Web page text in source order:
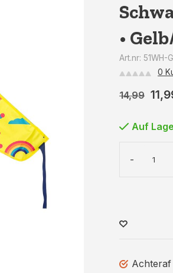
•
Art.nr: 51WH-
0
14,99
Auf
-
Achteraf